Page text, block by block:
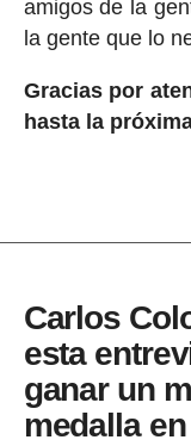
amigos de la
la gente que lo
Gracias por
hasta la
Carlos
esta
ganar un
medalla